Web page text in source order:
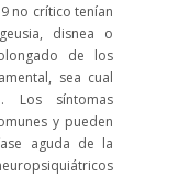
no crítico tenían
disnea o
de los
sea cual
Los síntomas
y pueden
aguda de la